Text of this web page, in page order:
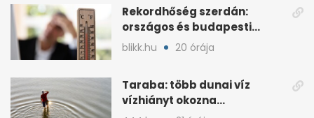
Rekordhőség szerdán:
országos és budapesti
melegcsúcsok dőltek meg
blikk.hu 20 órája
Taraba: több dunai víz
vízhiányt okozna